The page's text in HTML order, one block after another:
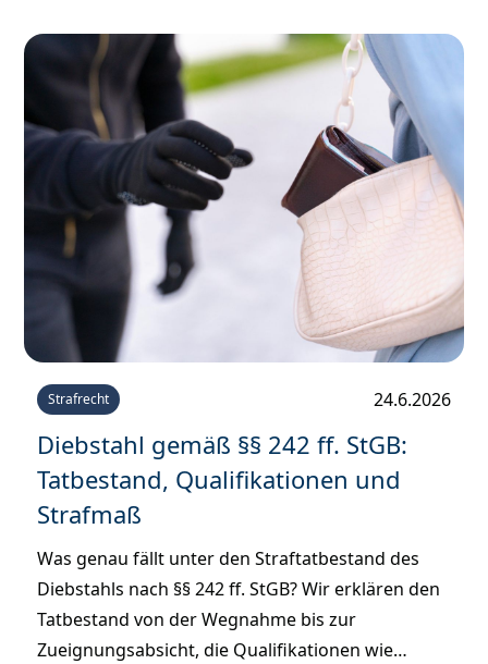
Strafrecht 24.6.2026
Diebstahl gemäß §§ 242 ff. StGB:
Tatbestand, Qualifikationen und
Strafmaß
Was genau fällt unter den Straftatbestand des
Diebstahls nach §§ 242 ff. StGB? Wir erklären den
Tatbestand von der Wegnahme bis zur
Zueignungsabsicht, die Qualifikationen wie